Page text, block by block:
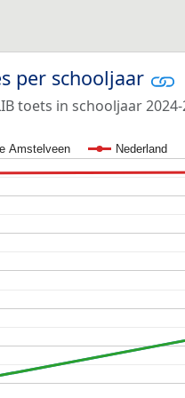
per schooljaar
toets in schooljaar
Amstelveen Nederland